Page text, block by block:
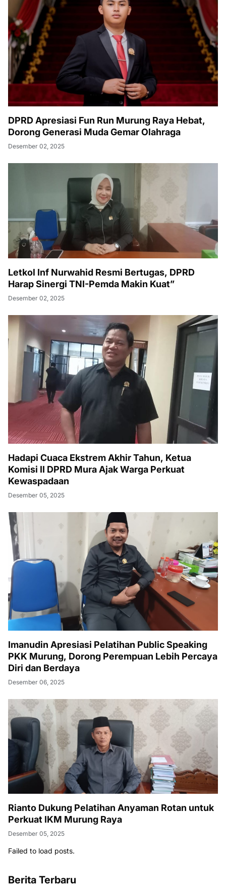
DPRD Apresiasi Fun Run Murung Raya Hebat,
Dorong Generasi Muda Gemar Olahraga
Desember 02, 2025
Letkol Inf Nurwahid Resmi Bertugas, DPRD
Harap Sinergi TNI-Pemda Makin Kuat”
Desember 02, 2025
Hadapi Cuaca Ekstrem Akhir Tahun, Ketua
Komisi II DPRD Mura Ajak Warga Perkuat
Kewaspadaan
Desember 05, 2025
Imanudin Apresiasi Pelatihan Public Speaking
PKK Murung, Dorong Perempuan Lebih Percaya
Diri dan Berdaya
Desember 06, 2025
Rianto Dukung Pelatihan Anyaman Rotan untuk
Perkuat IKM Murung Raya
Desember 05, 2025
Failed to load posts.
Berita Terbaru